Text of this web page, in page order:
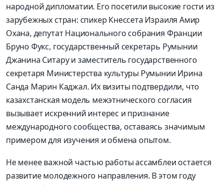
народной дипломатии. Его посетили высокие гости из
зарубежных стран: спикер Кнессета Израиля Амир
Охана, депутат Национального собрания Франции
Бруно Фукс, государственный секретарь Румынии
Джанина Ситару и заместитель государственного
секретаря Министерства культуры Румынии Ирина
Санда Марин Каджал. Их визиты подтвердили, что
казахстанская модель межэтнического согласия
вызывает искренний интерес и признание
международного сообщества, оставаясь значимым
примером для изучения и обмена опытом.
Не менее важной частью работы ассамблеи остается
развитие молодежного направления. В этом году